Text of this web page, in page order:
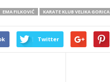
EMA FILKOVIĆ KARATE KLUB VELIKA GORICA
Twitter